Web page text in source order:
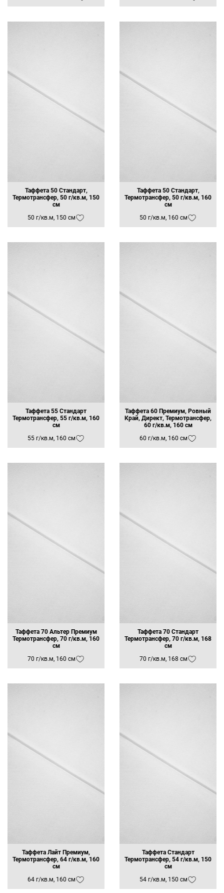
Таффета 50 Стандарт,
Термотрансфер, 50 г/кв.м, 150
см
50 г/кв.м, 150 см
Таффета 50 Стандарт,
Термотрансфер, 50 г/кв.м, 160
см
50 г/кв.м, 160 см
Таффета 55 Стандарт
Термотрансфер, 55 г/кв.м, 160
см
55 г/кв.м, 160 см
Таффета 60 Премиум, Ровный
Край, Директ, Термотрансфер,
60 г/кв.м, 160 см
60 г/кв.м, 160 см
Таффета 70 Альтер Премиум
Термотрансфер, 70 г/кв.м, 160
см
70 г/кв.м, 160 см
Таффета 70 Стандарт
Термотрансфер, 70 г/кв.м, 168
см
70 г/кв.м, 168 см
Таффета Лайт Премиум,
Термотрансфер, 64 г/кв.м, 160
см
64 г/кв.м, 160 см
Таффета Стандарт
Термотрансфер, 54 г/кв.м, 150
см
54 г/кв.м, 150 см